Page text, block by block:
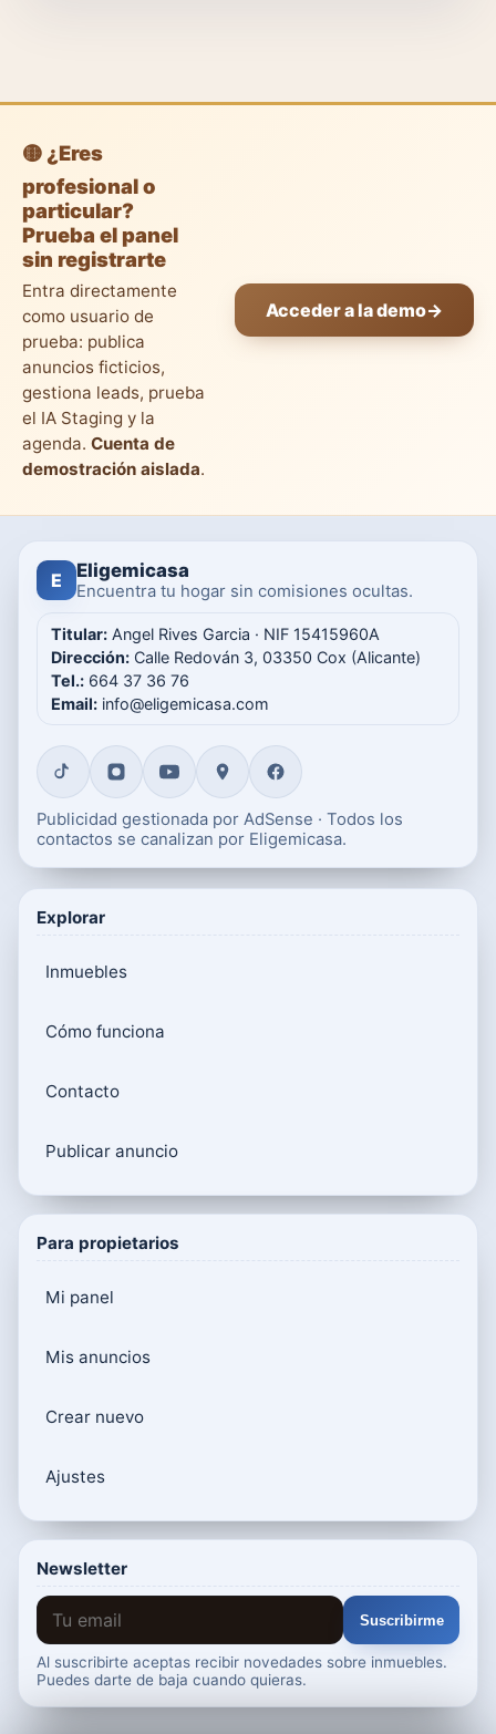
🟡 ¿Eres
profesional o
particular?
Prueba el panel
sin registrarte
Entra directamente
como usuario de
prueba: publica
anuncios ficticios,
gestiona leads, prueba
el IA Staging y la
agenda. Cuenta de
demostración aislada.
Acceder a la demo→
E Eligemicasa
Encuentra tu hogar sin comisiones ocultas.
Titular: Angel Rives Garcia · NIF 15415960A
Dirección: Calle Redován 3, 03350 Cox (Alicante)
Tel.: 664 37 36 76
Email: info@eligemicasa.com
Publicidad gestionada por AdSense · Todos los
contactos se canalizan por Eligemicasa.
Explorar
Inmuebles
Cómo funciona
Contacto
Publicar anuncio
Para propietarios
Mi panel
Mis anuncios
Crear nuevo
Ajustes
Newsletter
Suscribirme
Al suscribirte aceptas recibir novedades sobre inmuebles.
Puedes darte de baja cuando quieras.